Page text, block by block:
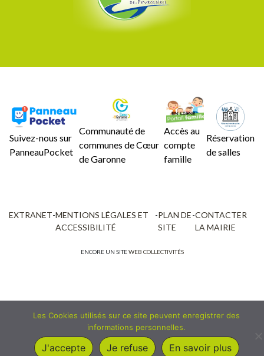
Suivez-nous sur
PanneauPocket
Communauté de
communes de Cœur
de Garonne
Accès au
compte
famille
Réservation
de salles
EXTRANET-MENTIONS LÉGALES ET
ACCESSIBILITÉ
-PLAN DE
SITE
-CONTACTER
LA MAIRIE
ENCORE UN SITEWEB COLLECTIVITÉS
Les Cookies utilisés sur ce site peuvent enregistrer des
informations personnelles.
J'accepte Je refuse En savoir plus